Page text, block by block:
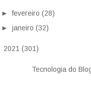
►fevereiro (28)
► janeiro (32)
2021 (301)
Tecnologia do